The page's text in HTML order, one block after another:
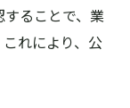
ることで、業
れにより、公